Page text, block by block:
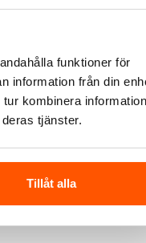
funktioner för
information från din
kombinera
tjänster.
Tillåt alla
6 av 6